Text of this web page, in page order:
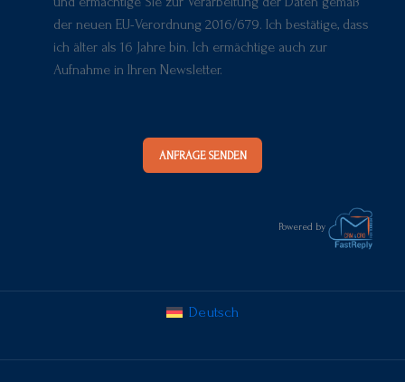
der neuen EU-Verordnung 2016/679. Ich bestätige, dass
ich älter als 16 Jahre bin. Ich ermächtige auch zur
Aufnahme in Ihren Newsletter.
ANFRAGE SENDEN
Powered by
Deutsch